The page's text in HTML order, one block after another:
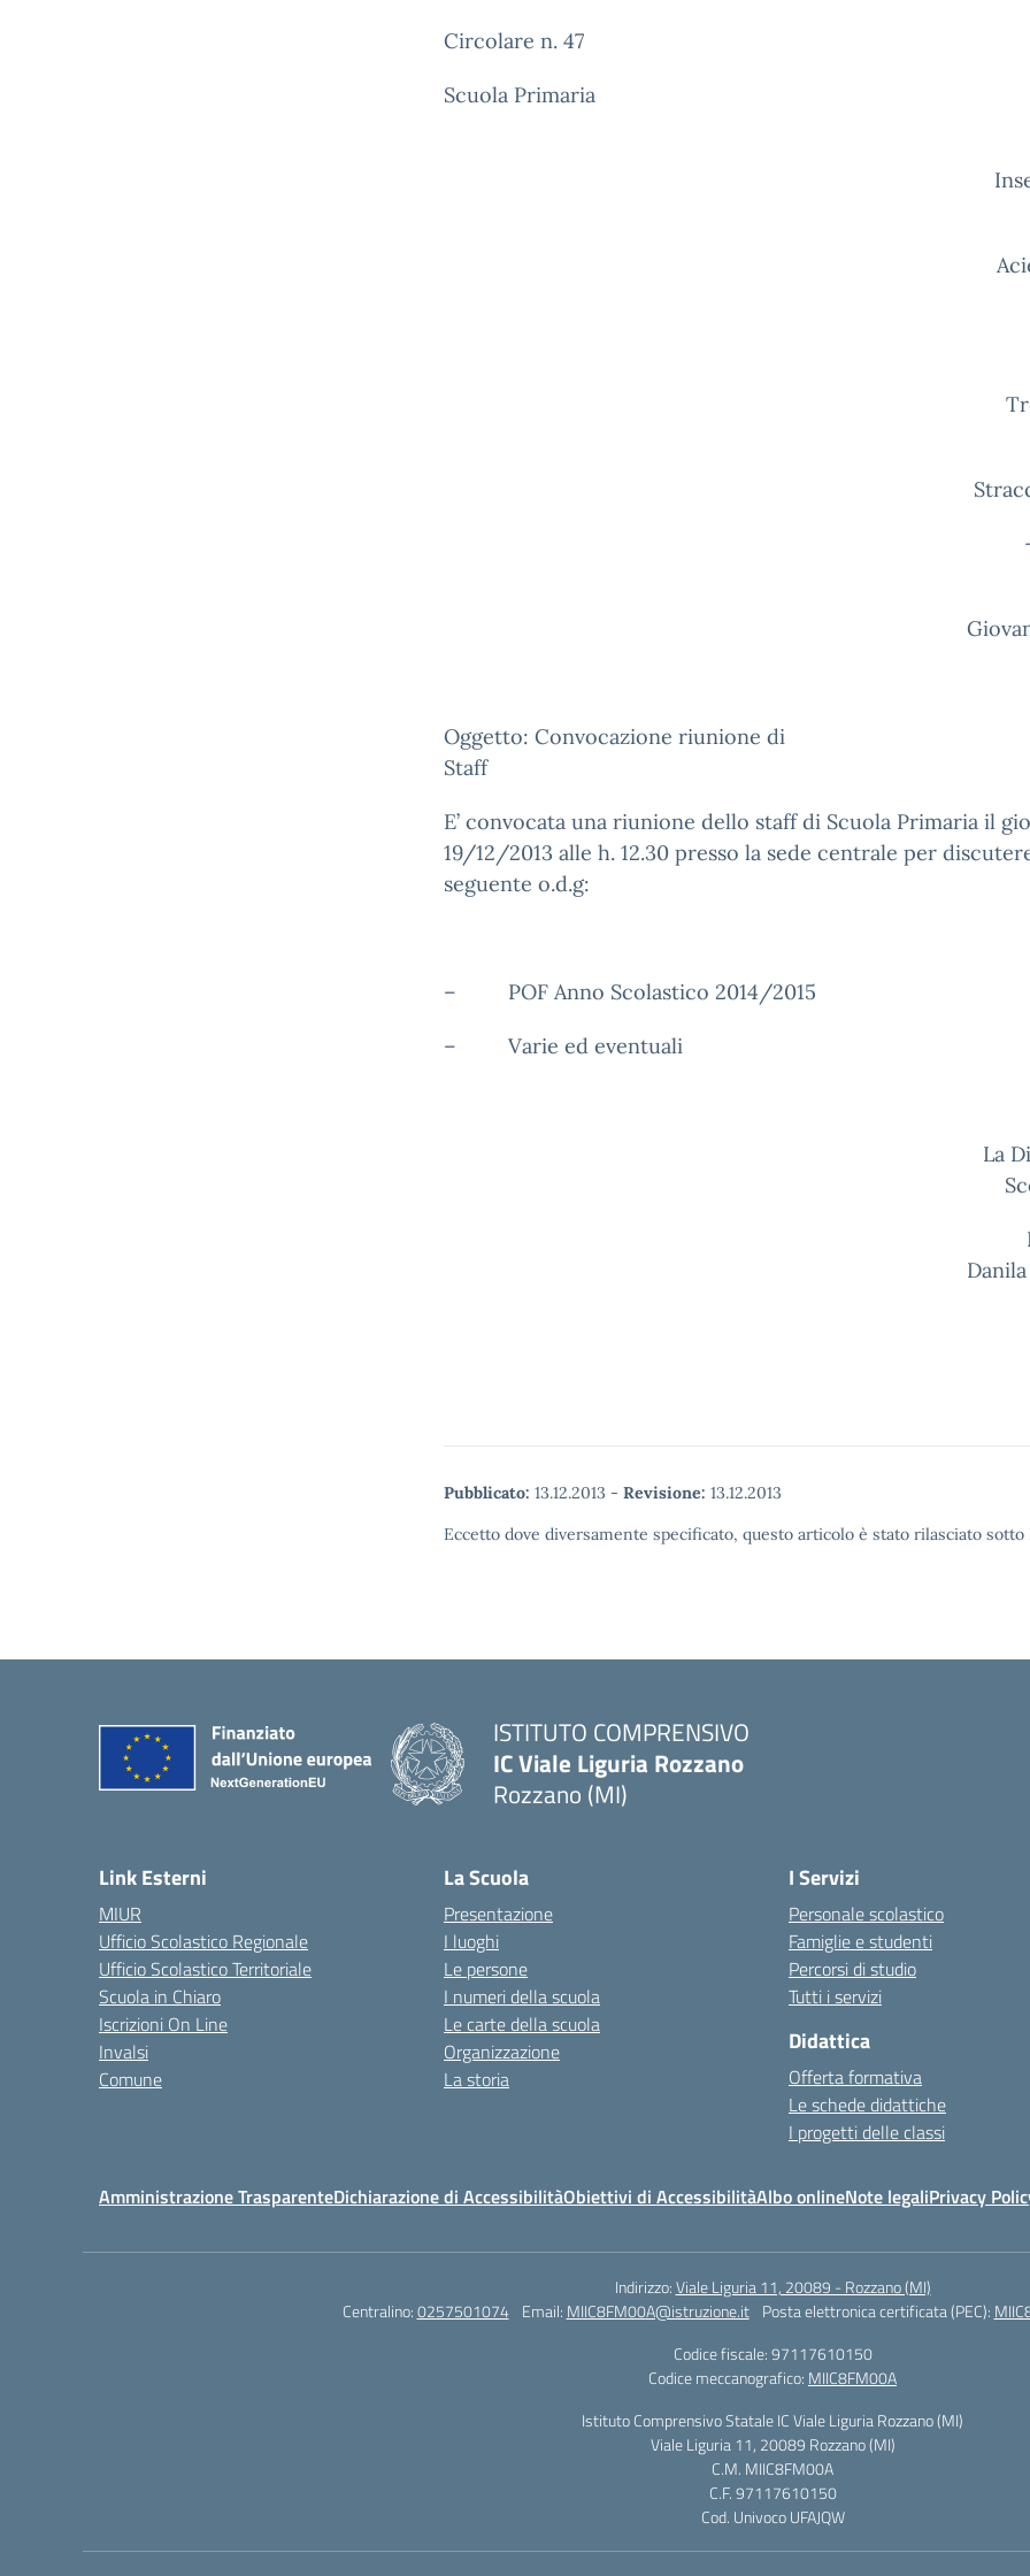
Circolare n. 47
Scuola Primaria
-
-
Oggetto: Convocazione riunione di
E’ convocata una riunione dello staff di Scuola Primaria il
19/12/2013 alle h. 12.30 presso la sede centrale per
seguente o.d.g:
– POF Anno Scolastico 2014/2015
– Varie ed eventuali
La
Pubblicato: 13.12.2013 - Revisione: 13.12.2013
Eccetto dove diversamente specificato, questo articolo è stato rilasciato
ISTITUTO COMPRENSIVO
IC Viale Liguria Rozzano
Rozzano (MI)
Link Esterni
MIUR
Ufficio Scolastico Regionale
Ufficio Scolastico Territoriale
Scuola in Chiaro
Iscrizioni On Line
Invalsi
Comune
La Scuola
Presentazione
I luoghi
Le persone
I numeri della scuola
Le carte della scuola
Organizzazione
La storia
I Servizi
Personale scolastico
Famiglie e studenti
Percorsi di studio
Tutti i servizi
Didattica
Offerta formativa
Le schede didattiche
I progetti delle classi
Amministrazione TrasparenteDichiarazione di AccessibilitàObiettivi di AccessibilitàAlbo onlineNote legaliPrivacy
Indirizzo:Viale Liguria 11, 20089 - Rozzano (MI)
Centralino:0257501074 Email: MIIC8FM00A@istruzione.it Posta elettronica certificata (PEC):
Codice fiscale: 97117610150
Codice meccanografico: MIIC8FM00A
Istituto Comprensivo Statale IC Viale Liguria Rozzano (MI)
Viale Liguria 11, 20089 Rozzano (MI)
C.M. MIIC8FM00A
C.F. 97117610150
Cod. Univoco UFAJQW